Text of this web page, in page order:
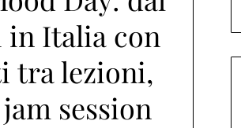
in Italia con
tra lezioni,
session